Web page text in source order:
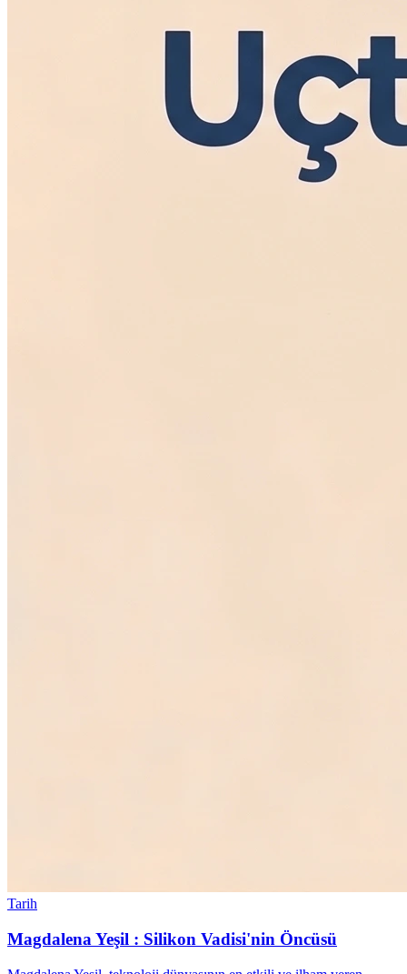
Tarih
Magdalena Yeşil : Silikon Vadisi'nin Öncüsü